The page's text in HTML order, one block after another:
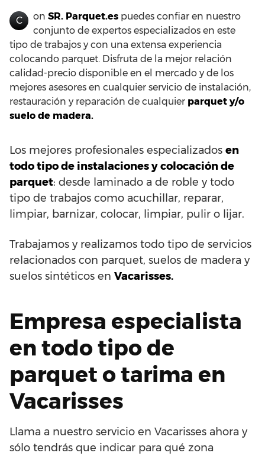
C on SR. Parquet.es puedes confiar en nuestro
conjunto de expertos especializados en este
tipo de trabajos y con una extensa experiencia
colocando parquet. Disfruta de la mejor relación
calidad-precio disponible en el mercado y de los
mejores asesores en cualquier servicio de instalación,
restauración y reparación de cualquier parquet y/o
suelo de madera.
Los mejores profesionales especializados en
todo tipo de instalaciones y colocación de
parquet: desde laminado a de roble y todo
tipo de trabajos como acuchillar, reparar,
limpiar, barnizar, colocar, limpiar, pulir o lijar.
Trabajamos y realizamos todo tipo de servicios
relacionados con parquet, suelos de madera y
suelos sintéticos en Vacarisses.
Empresa especialista
en todo tipo de
parquet o tarima en
Vacarisses
Llama a nuestro servicio en Vacarisses ahora y
sólo tendrás que indicar para qué zona